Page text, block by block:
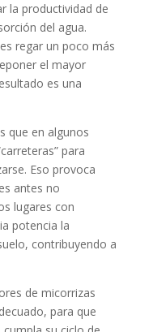
la productividad de
del agua.
regar un poco más
el mayor
es una
que en algunos
para
Eso provoca
antes no
lugares con
potencia la
contribuyendo a
de micorrizas
para que